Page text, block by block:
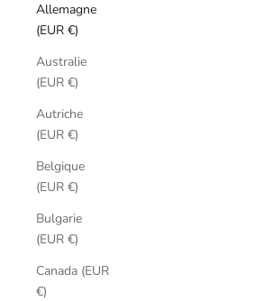
Allemagne
(EUR €)
Australie
(EUR €)
Autriche
(EUR €)
Belgique
(EUR €)
Bulgarie
(EUR €)
Canada (EUR
€)